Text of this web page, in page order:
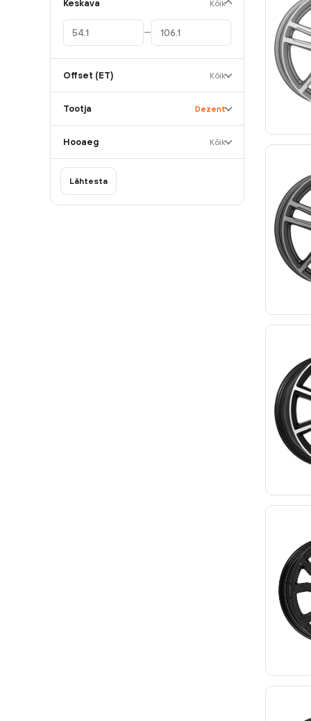
Keskava Kõik
—
Offset (ET) Kõik
Tootja Dezent
Hooaeg Kõik
Lähtesta